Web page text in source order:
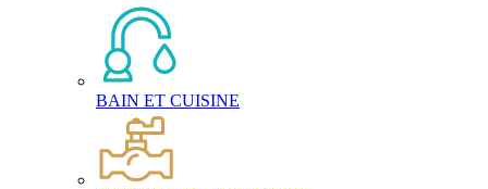
BAIN ET CUISINE